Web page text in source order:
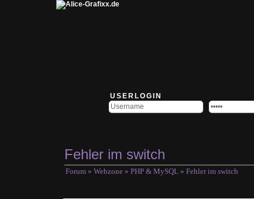
USERLOGIN
Fehler im switch
Forum» Webzone» PHP & MySQL » Fehler im switch